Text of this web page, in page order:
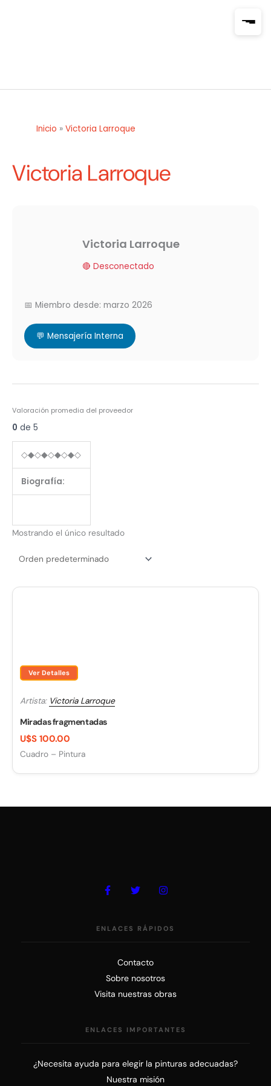
Inicio » Victoria Larroque
Victoria Larroque
Victoria Larroque
🔴 Desconectado
📅 Miembro desde: marzo 2026
💬 Mensajería Interna
Valoración promedia del proveedor
0 de 5
◇◆◇◆◇◆◇◆◇
Biografía:
Mostrando el único resultado
Ver Detalles
Artista: Victoria Larroque
Miradas fragmentadas
U$S 100.00
Cuadro – Pintura
ENLACES RÁPIDOS
Contacto
Sobre nosotros
Visita nuestras obras
ENLACES IMPORTANTES
¿Necesita ayuda para elegir la pinturas adecuadas?
Nuestra misión